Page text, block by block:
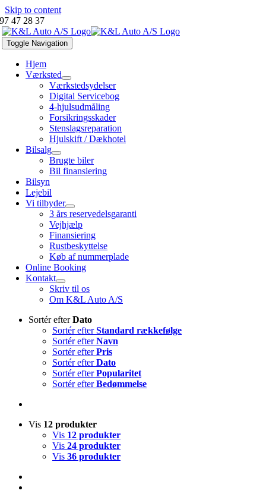
Skip to content
97 47 28 37
Toggle Navigation
Hjem
Værksted
Værkstedsydelser
Digital Servicebog
4-hjulsudmåling
Forsikringsskader
Stenslagsreparation
Hjulskift / Dækhotel
Bilsalg
Brugte biler
Bil finansiering
Bilsyn
Lejebil
Vi tilbyder
3 års reservedelsgaranti
Vejhjælp
Finansiering
Rustbeskyttelse
Køb af nummerplade
Online Booking
Kontakt
Skriv til os
Om K&L Auto A/S
Sortér efterDato
Sortér efterStandard rækkefølge
Sortér efterNavn
Sortér efterPris
Sortér efterDato
Sortér efterPopularitet
Sortér efterBedømmelse
Vis 12 produkter
Vis 12 produkter
Vis 24 produkter
Vis 36 produkter